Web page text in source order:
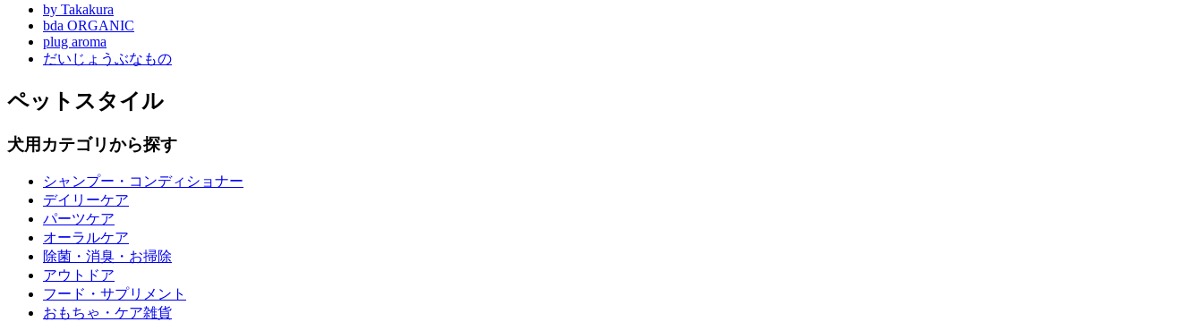
by Takakura
bda ORGANIC
plug aroma
だいじょうぶなもの
ペットスタイル
犬用カテゴリから探す
シャンプー・コンディショナー
デイリーケア
パーツケア
オーラルケア
除菌・消臭・お掃除
アウトドア
フード・サプリメント
おもちゃ・ケア雑貨